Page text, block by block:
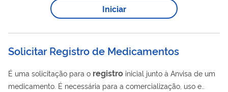
Resolução nº 18/1999 e Resolução nº 19/1999 ) Alimentos
Iniciar
Solicitar Registro de Medicamentos
É uma solicitação para o registro inicial junto à Anvisa de um
medicamento. É necessária para a comercialização, uso e